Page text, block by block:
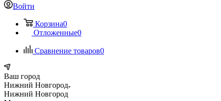
Войти
Корзина0
Отложенные0
Сравнение товаров0
Ваш город
Нижний Новгород
Нижний Новгород